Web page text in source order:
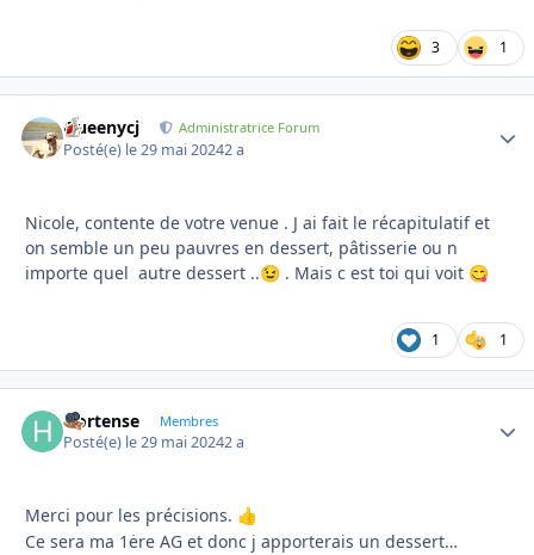
3 1
Queenycj Administratrice Forum
Posté(e) le 29 mai 20242 a
Nicole, contente de votre venue . J ai fait le récapitulatif et
on semble un peu pauvres en dessert, pâtisserie ou n
importe quel autre dessert ..😉 . Mais c est toi qui voit 😋
1 1
Hortense Membres
Posté(e) le 29 mai 20242 a
Merci pour les précisions. 👍
Ce sera ma 1ėre AG et donc j apporterais un dessert…